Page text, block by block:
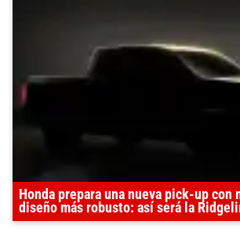
Honda prepara una nueva pick-up con
diseño más robusto: así será la